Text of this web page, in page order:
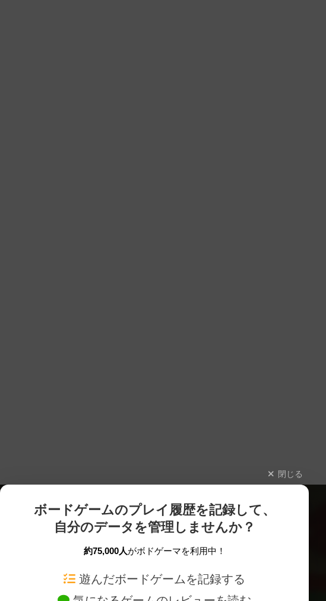
閉じる
ボードゲームのプレイ履歴を記録して、
自分のデータを管理しませんか？
約75,000人がボドゲーマを利用中！
遊んだボードゲームを記録する